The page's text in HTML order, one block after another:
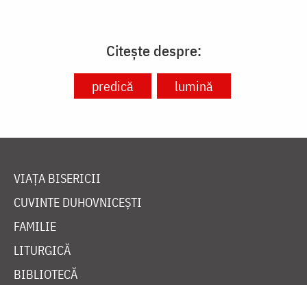
Citește despre:
predică lumină
VIAȚA BISERICII
CUVINTE DUHOVNICEȘTI
FAMILIE
LITURGICĂ
BIBLIOTECĂ